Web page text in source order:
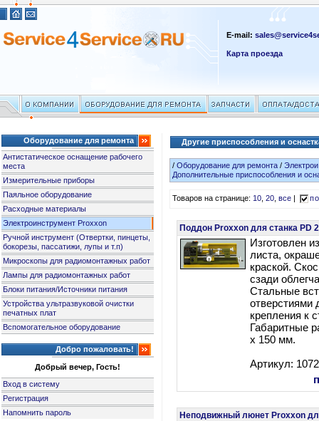
E-mail:
Карта проезда
Оборудование для ремонта
Антистатическое оснащение рабочего
места
Измерительные приборы
Паяльное оборудование
Расходные материалы
Электроинструмент Proxxon
Ручной инструмент (Отвертки, пинцеты,
бокорезы, пассатижи, лупы и т.п)
Микроскопы для радиомонтажных работ
Лампы для радиомонтажных работ
Блоки питания/Источники питания
Устройства ультразвуковой очистки
печатных плат
Вспомогательное оборудование
Добро пожаловать!
Добрый вечер, Гость!
Вход в систему
Регистрация
Напомнить пароль
Другие приспособления и
/Оборудование для ремонта /
Дополнительные приспособления и
Товаров на странице:10,20,все
Поддон Proxxon для станка PD
Изготовлен
листа,
краской.
сзади
Стальные
отверстиями
крепления к
Габаритные
х 150 мм.
Артикул:
Неподвижный люнет Proxxon